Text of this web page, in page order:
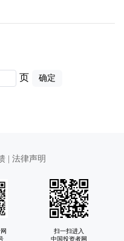
页 确定
法律声明
扫一扫进入
中国投资者网